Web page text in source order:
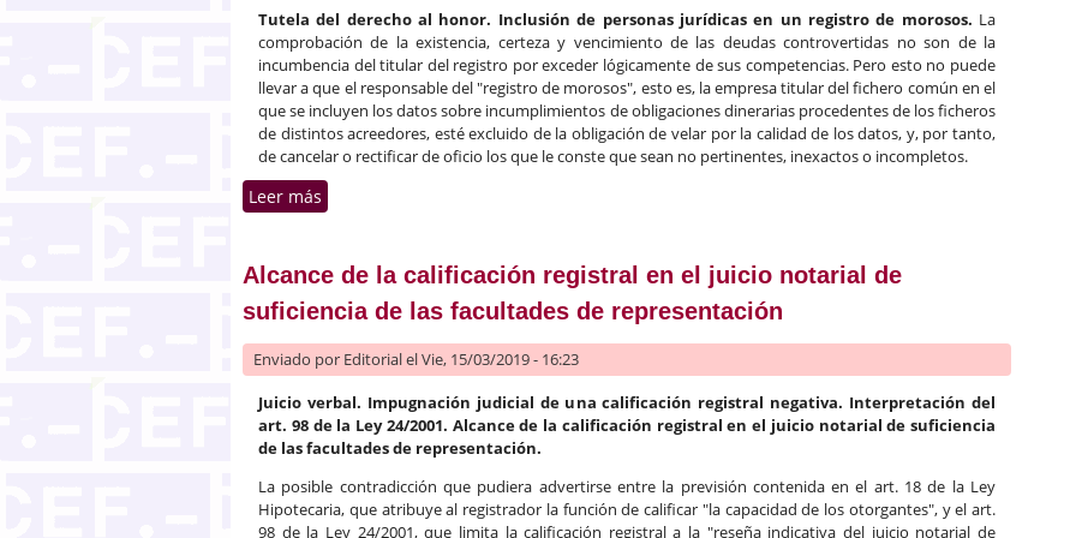
Tutela del derecho al honor. Inclusión de personas jurídicas en un registro de morosos. La
comprobación de la existencia, certeza y vencimiento de las deudas controvertidas no son de la
incumbencia del titular del registro por exceder lógicamente de sus competencias. Pero esto no puede
llevar a que el responsable del "registro de morosos", esto es, la empresa titular del fichero común en el
que se incluyen los datos sobre incumplimientos de obligaciones dinerarias procedentes de los ficheros
de distintos acreedores, esté excluido de la obligación de velar por la calidad de los datos, y, por tanto,
de cancelar o rectificar de oficio los que le conste que sean no pertinentes, inexactos o incompletos.
Leer más
Alcance de la calificación registral en el juicio notarial de
suficiencia de las facultades de representación
Enviado por Editorialel Vie, 15/03/2019 - 16:23
Juicio verbal. Impugnación judicial de una calificación registral negativa. Interpretación del
art. 98 de la Ley 24/2001. Alcance de la calificación registral en el juicio notarial de suficiencia
de las facultades de representación.
La posible contradicción que pudiera advertirse entre la previsión contenida en el art. 18 de la Ley
Hipotecaria, que atribuye al registrador la función de calificar "la capacidad de los otorgantes", y el art.
98 de la Ley 24/2001, que limita la calificación registral a la "reseña indicativa del juicio notarial de